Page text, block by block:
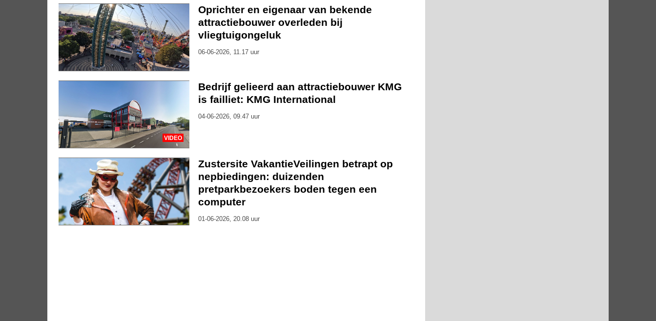
Oprichter en eigenaar van bekende
attractiebouwer overleden bij
vliegtuigongeluk
06-06-2026, 11.17 uur
VIDEO
Bedrijf gelieerd aan attractiebouwer KMG
is failliet: KMG International
04-06-2026, 09.47 uur
Zustersite VakantieVeilingen betrapt op
nepbiedingen: duizenden
pretparkbezoekers boden tegen een
computer
01-06-2026, 20.08 uur